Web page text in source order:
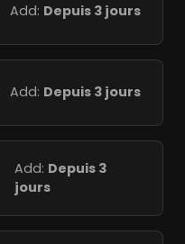
Add: Depuis 3 jours
Add: Depuis 3 jours
Add: Depuis 3
jours